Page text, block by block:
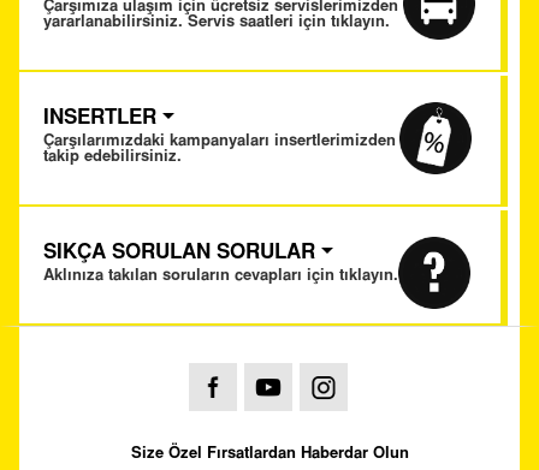
Çarşımıza ulaşım için ücretsiz servislerimizden
yararlanabilirsiniz. Servis saatleri için tıklayın.
INSERTLER
Çarşılarımızdaki kampanyaları insertlerimizden
takip edebilirsiniz.
SIKÇA SORULAN SORULAR
Aklınıza takılan soruların cevapları için tıklayın.
Size Özel Fırsatlardan Haberdar Olun